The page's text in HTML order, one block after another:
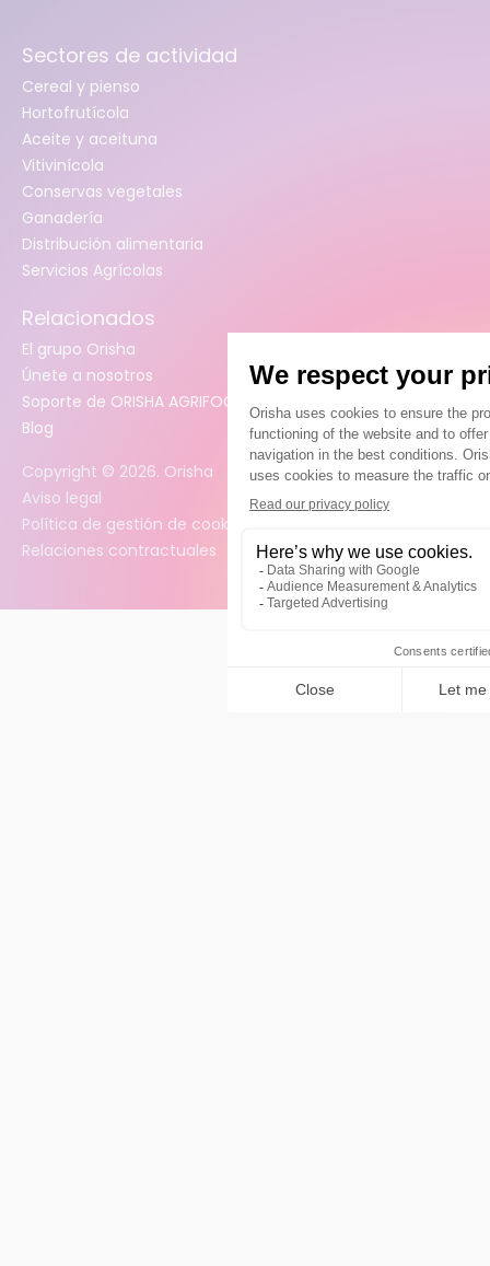
Sectores de actividad
Cereal y pienso
Hortofrutícola
Aceite y aceituna
Vitivinícola
Conservas vegetales
Ganadería
Distribución alimentaria
Servicios Agrícolas
Relacionados
El grupo Orisha
Únete a nosotros
Soporte de ORISHA AGRIFOOD (Jira)
Blog
Copyright © 2026. Orisha
Aviso legal
Política de gestión de cookies
Relaciones contractuales